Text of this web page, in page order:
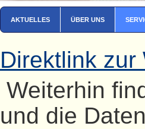
AKTUELLES ÜBER UNS
Direktlink zur
Weiterhin
und die